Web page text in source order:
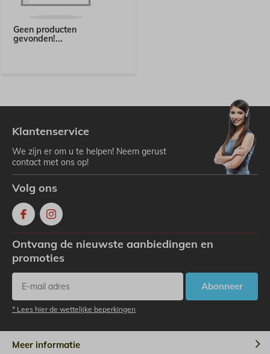
Geen producten
gevonden!...
Klantenservice
We zijn er om u te helpen! Neem gerust
contact met ons op!
Volg ons
Ontvang de nieuwste aanbiedingen en
promoties
Abonneer
* Lees hier de wettelijke beperkingen
Meer informatie